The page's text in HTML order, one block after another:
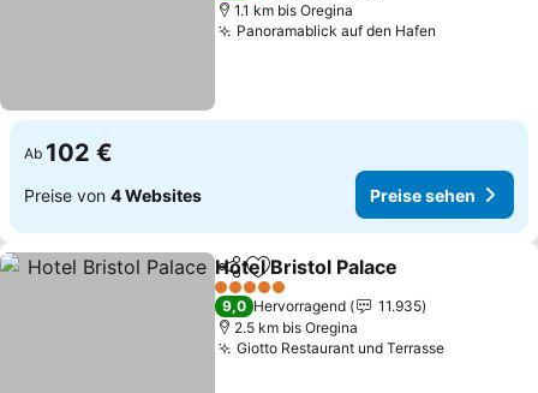
1.1 km bis Oregina
Panoramablick auf den Hafen
Ab 102 €
Preise von 4 Websites Preise sehen
TeilenZu Favoriten hinzufügen
Hotel Bristol Palace
5 Sterne
9,0 Hervorragend
11.935
2.5 km bis Oregina
Giotto Restaurant und TerrassePreise